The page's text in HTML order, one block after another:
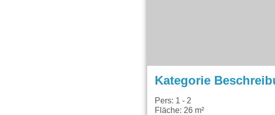
Kategorie
Pers: 1 - 2
Fläche: 26 m²